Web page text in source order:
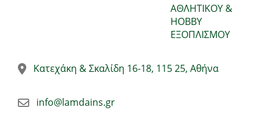
ΑΘΛΗΤΙΚΟΥ &
HOBBY
ΕΞΟΠΛΙΣΜΟΥ
Κατεχάκη & Σκαλίδη 16-18, 115 25, Αθήνα
info@lamdains.gr